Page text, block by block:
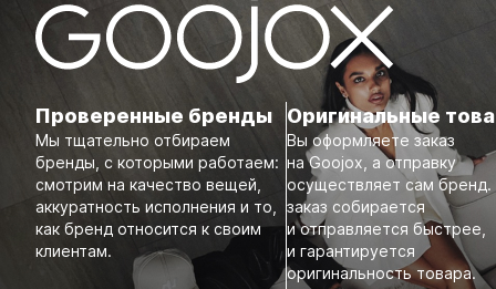
Проверенные бренды
Мы тщательно отбираем
бренды, с которыми работаем:
смотрим на качество вещей,
аккуратность исполнения и то,
как бренд относится к своим
клиентам.
Оригинальные
Вы оформляете заказ
на Goojox, а отправку
осуществляет сам бренд.
заказ собирается
и отправляется быстрее,
и гарантируется
оригинальность товара.